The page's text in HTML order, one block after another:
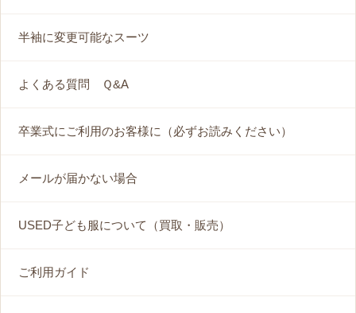
半袖に変更可能なスーツ
よくある質問 Ｑ&A
卒業式にご利用のお客様に（必ずお読みください）
メールが届かない場合
USED子ども服について（買取・販売）
ご利用ガイド